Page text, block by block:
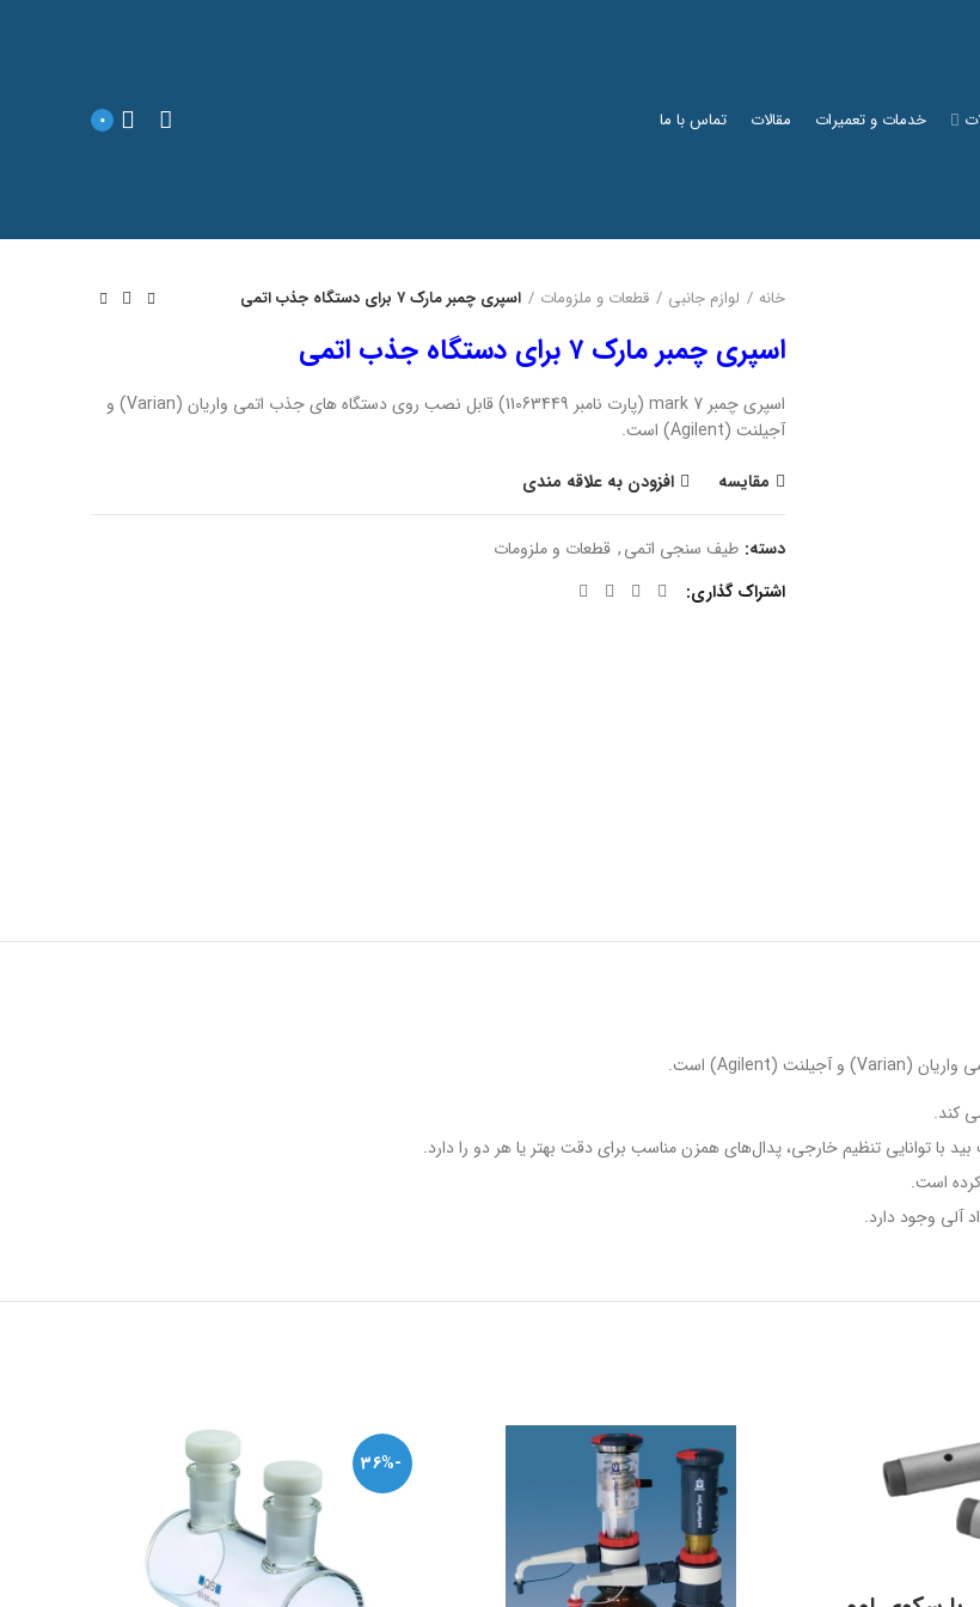
خدمات و تعمیرات مقالات تماس با ما 0
خانه لوازم جانبی قطعات و ملزومات اسپری چمبر مارک ۷ برای دستگاه جذب اتمی
اسپری چمبر مارک ۷ برای دستگاه جذب اتمی
اسپری چمبر mark 7 (پارت نامبر 11063449) قابل نصب روی دستگاه های جذب اتمی واریان (Varian) و
آجیلنت (Agilent) است.
مقایسه
افزودن به علاقه مندی
دسته: طیف سنجی اتمی, قطعات و ملزومات
اشتراک گذاری
کند.
بید با توانایی تنظیم خارجی، پدال‌های همزن مناسب برای دقت بهتر یا هر دو را دارد.
است.
-36%